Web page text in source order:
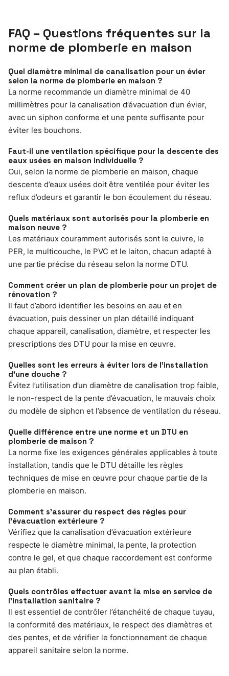
FAQ – Questions fréquentes sur la
norme de plomberie en maison
Quel diamètre minimal de canalisation pour un évier
selon la norme de plomberie en maison ?
La norme recommande un diamètre minimal de 40
millimètres pour la canalisation d’évacuation d’un évier,
avec un siphon conforme et une pente suffisante pour
éviter les bouchons.
Faut-il une ventilation spécifique pour la descente des
eaux usées en maison individuelle ?
Oui, selon la norme de plomberie en maison, chaque
descente d’eaux usées doit être ventilée pour éviter les
reflux d’odeurs et garantir le bon écoulement du réseau.
Quels matériaux sont autorisés pour la plomberie en
maison neuve ?
Les matériaux couramment autorisés sont le cuivre, le
PER, le multicouche, le PVC et le laiton, chacun adapté à
une partie précise du réseau selon la norme DTU.
Comment créer un plan de plomberie pour un projet de
rénovation ?
Il faut d’abord identifier les besoins en eau et en
évacuation, puis dessiner un plan détaillé indiquant
chaque appareil, canalisation, diamètre, et respecter les
prescriptions des DTU pour la mise en œuvre.
Quelles sont les erreurs à éviter lors de l’installation
d’une douche ?
Évitez l’utilisation d’un diamètre de canalisation trop faible,
le non-respect de la pente d’évacuation, le mauvais choix
du modèle de siphon et l’absence de ventilation du réseau.
Quelle différence entre une norme et un DTU en
plomberie de maison ?
La norme fixe les exigences générales applicables à toute
installation, tandis que le DTU détaille les règles
techniques de mise en œuvre pour chaque partie de la
plomberie en maison.
Comment s’assurer du respect des règles pour
l’évacuation extérieure ?
Vérifiez que la canalisation d’évacuation extérieure
respecte le diamètre minimal, la pente, la protection
contre le gel, et que chaque raccordement est conforme
au plan établi.
Quels contrôles effectuer avant la mise en service de
l’installation sanitaire ?
Il est essentiel de contrôler l’étanchéité de chaque tuyau,
la conformité des matériaux, le respect des diamètres et
des pentes, et de vérifier le fonctionnement de chaque
appareil sanitaire selon la norme.